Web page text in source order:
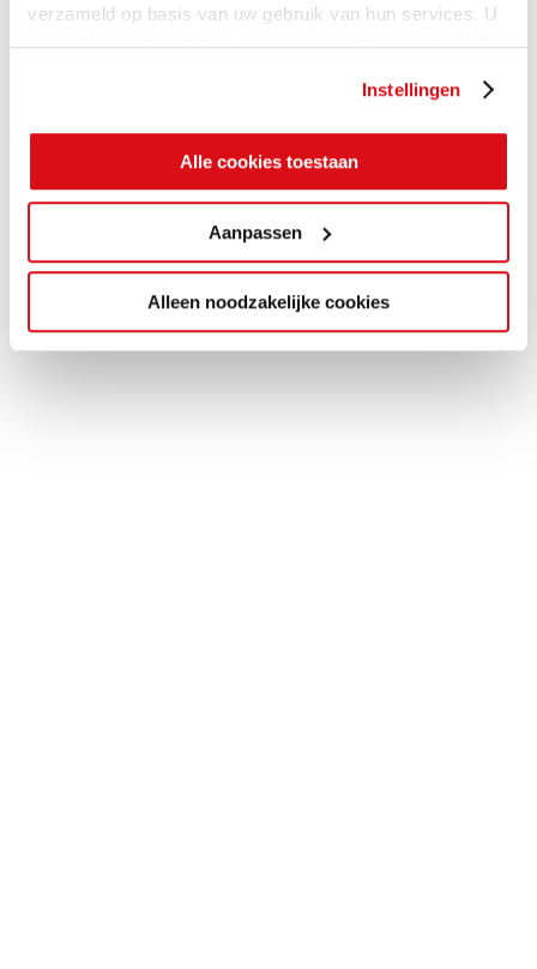
verzameld op basis van uw gebruik van hun services. U
gaat akkoord met onze cookies als u onze website blijft
Instellingen
Alle cookies toestaan
Aanpassen
Alleen noodzakelijke cookies